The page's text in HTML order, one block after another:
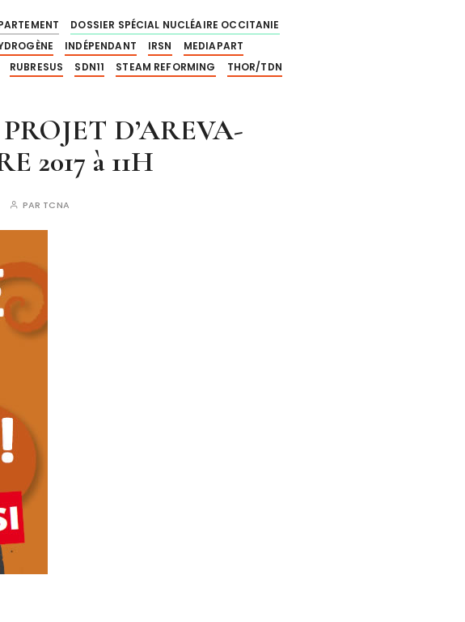
DOSSIER SPÉCIAL NUCLÉAIRE OCCITANIE
INDÉPENDANT IRSN
MEDIAPART
RUBRESUS SDN11 STEAM REFORMING
THOR/TDN
D’AREVA-
2017 à 11H
PAR TCNA